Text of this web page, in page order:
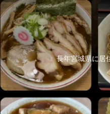
長年宮城県に居